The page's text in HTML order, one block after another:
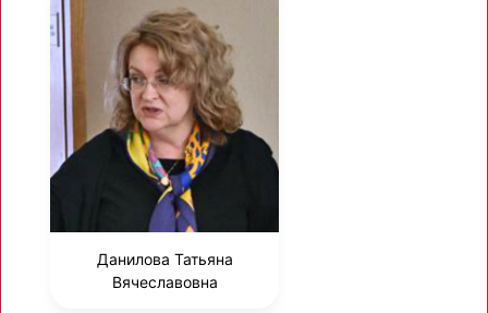
Данилова Татьяна
Вячеславовна